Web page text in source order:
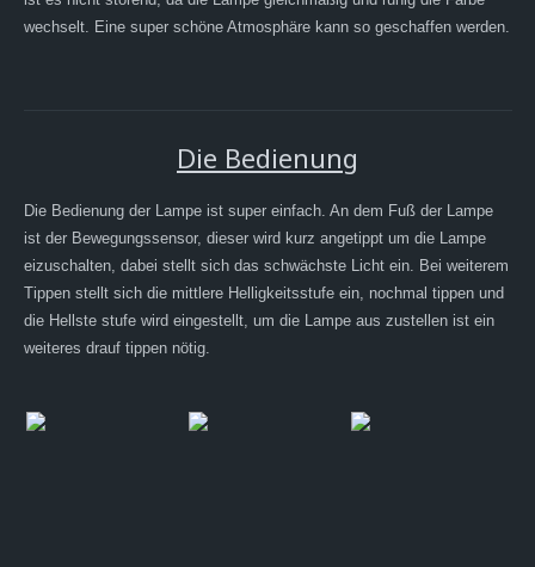
wechselt. Eine super schöne Atmosphäre kann so geschaffen werden.
Die Bedienung
Die Bedienung der Lampe ist super einfach. An dem Fuß der Lampe
ist der Bewegungssensor, dieser wird kurz angetippt um die Lampe
eizuschalten, dabei stellt sich das schwächste Licht ein. Bei weiterem
Tippen stellt sich die mittlere Helligkeitsstufe ein, nochmal tippen und
die Hellste stufe wird eingestellt, um die Lampe aus zustellen ist ein
weiteres drauf tippen nötig.